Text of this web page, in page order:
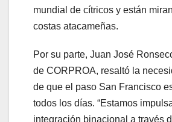
mundial de cítricos y están
costas atacameñas.
Por su parte, Juan José
de CORPROA, resaltó la
de que el paso San Francisco
todos los días. “Estamos
integración binacional a través